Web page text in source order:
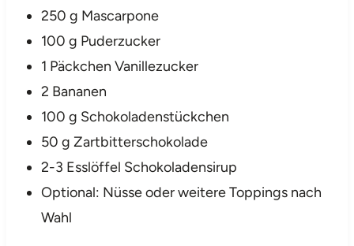
250 g Mascarpone
100 g Puderzucker
1 Päckchen Vanillezucker
2 Bananen
100 g Schokoladenstückchen
50 g Zartbitterschokolade
2-3 Esslöffel Schokoladensirup
Optional: Nüsse oder weitere Toppings nach
Wahl